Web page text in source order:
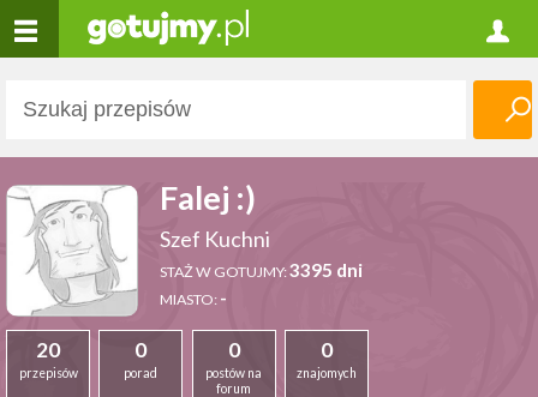
Falej :)
Szef Kuchni
STAŻ W GOTUJMY:3395 dni
MIASTO: -
20
przepisów
0
porad
0
postów na
forum
0
znajomych